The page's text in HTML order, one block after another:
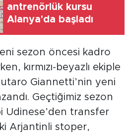
antrenörlük kursu
Alanya'da başladı
sezon öncesi kadro
kırmızı-beyazlı ekiple
Giannetti’nin yeni
Geçtiğimiz sezon
Udinese’den transfer
Arjantinli stoper,